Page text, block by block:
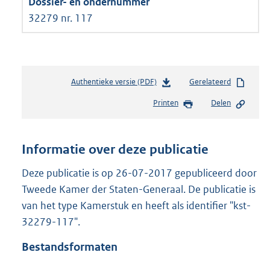
32279 nr. 117
Authentieke versie (PDF)b
s
n
s
r
o
Gerelateerd
Printen Delen
Informatie over deze publicatie
Deze publicatie is op 26-07-2017 gepubliceerd door
Tweede Kamer der Staten-Generaal. De publicatie is
van het type Kamerstuk en heeft als identifier "kst-
32279-117".
Bestandsformaten